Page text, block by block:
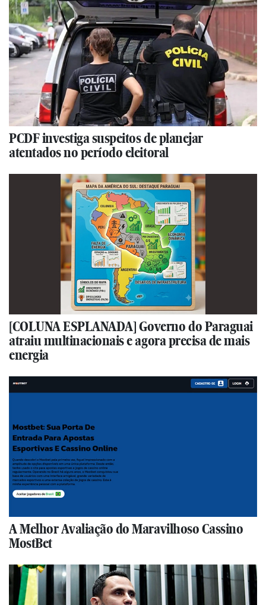
PCDF investiga suspeitos de planejar
atentados no período eleitoral
[COLUNA ESPLANADA] Governo do Paraguai
atraiu multinacionais e agora precisa de mais
energia
A Melhor Avaliação do Maravilhoso Cassino
MostBet